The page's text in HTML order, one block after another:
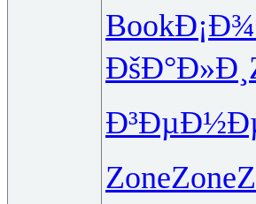
Book
ÐšÐ°Ð»Ð¸
ZoneZone